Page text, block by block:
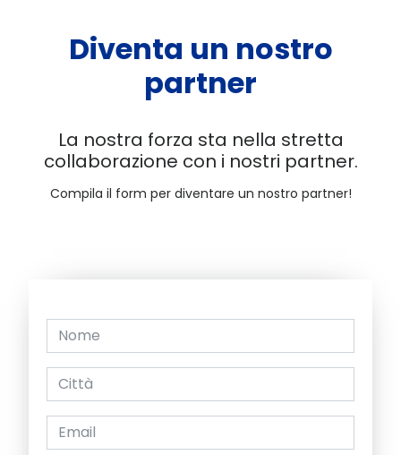
Diventa un nostro
partner
La nostra forza sta nella stretta
collaborazione con i nostri partner.
Compila il form per diventare un nostro partner!